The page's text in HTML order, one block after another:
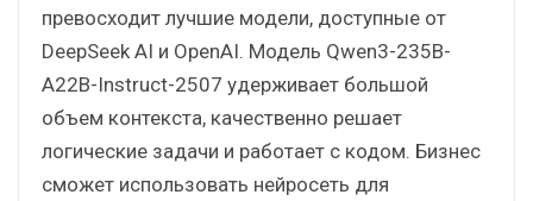
превосходит лучшие модели, доступные от
DeepSeek AI и OpenAI. Модель Qwen3-235B-
A22B-Instruct-2507 удерживает большой
объем контекста, качественно решает
логические задачи и работает с кодом. Бизнес
сможет использовать нейросеть для